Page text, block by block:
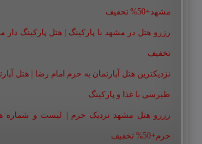
مشهد+50% تخفیف
تخفیف
نزدیکترین هتل آپارتمان به حرم امام رضا | هتل
طبرسی با غذا و پارکینگ
رزرو هتل مشهد نزدیک حرم | لیست و شماره
حرم+50% تخفیف